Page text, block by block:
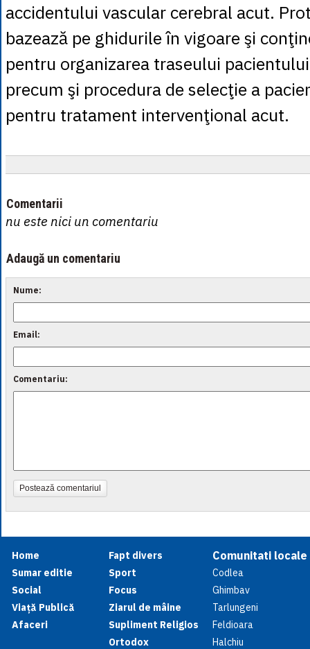
accidentului vascular cerebral acut.
bazează pe ghidurile în vigoare şi
pentru organizarea traseului
precum şi procedura de selecţie a
pentru tratament intervenţional acut.
Comentarii
nu este nici un comentariu
Adaugă un comentariu
Nume:
Email:
Comentariu:
Postează comentariul
Home
Sumar editie
Social
Viață Publică
Afaceri
Fapt divers
Sport
Focus
Ziarul de mâine
Supliment Religios
Ortodox
Comunitati locale
Codlea
Ghimbav
Tarlungeni
Feldioara
Halchiu